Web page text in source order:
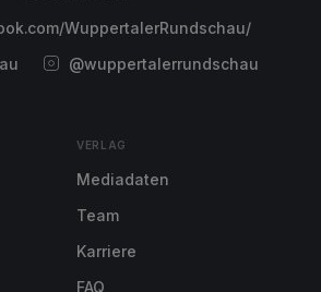
WuppertalerRundschau/
@wuppertalerrundschau
VERLAG
Mediadaten
Team
Karriere
FAQ